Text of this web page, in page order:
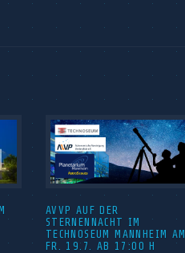
AVVP AUF DER
STERNENNACHT IM
TECHNOSEUM MANNHEIM AM
FR. 19.7. AB 17:00 H